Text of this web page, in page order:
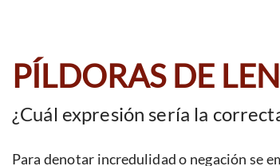
PÍLDORAS DE
¿Cuál expresión sería la
Para denotar incredulidad o negación se